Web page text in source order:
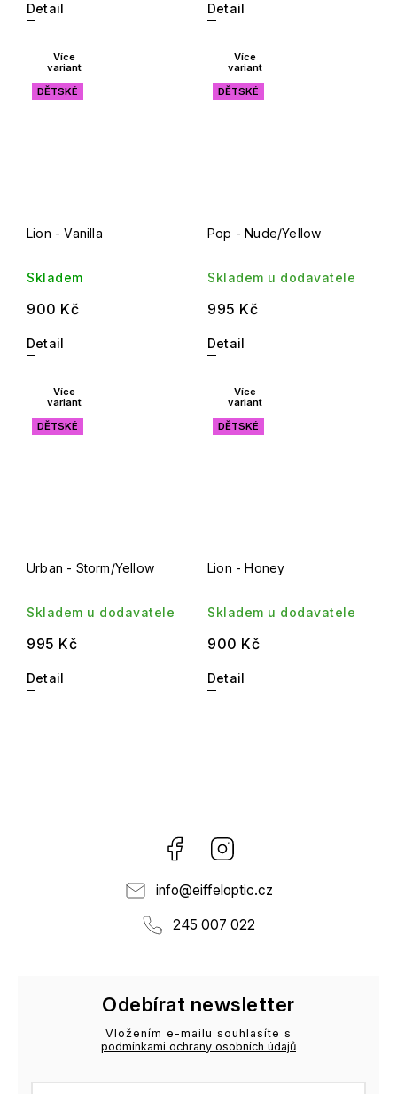
Detail Detail
Více
variant
DĚTSKÉ
Lion - Vanilla
Skladem
900 Kč
Detail
Více
variant
DĚTSKÉ
Pop - Nude/Yellow
Skladem u dodavatele
995 Kč
Detail
Více
variant
DĚTSKÉ
Urban - Storm/Yellow
Skladem u dodavatele
995 Kč
Detail
Více
variant
DĚTSKÉ
Lion - Honey
Skladem u dodavatele
900 Kč
Detail
Facebook
info@eiffeloptic.cz
245 007 022
Odebírat newsletter
Vložením e-mailu souhlasíte s
podmínkami ochrany osobních údajů